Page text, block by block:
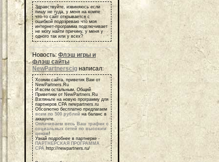
Здравствуйте, извиняюсь если
пишу не туда, у меня на компе
что-то сайт открывается с
ошибкой подозреваю что моя
интернет-программа подглючивает
не могу найти причину, у меня у
одного так или у всех?
Новость: Флэш игры и
флэш сайты
NewPartnerscig написал:
Хозяин сайта, приветик Вам от
NewPartners.Ru
И всем остальным, Общий
Приветики от NewPartners.Ru
Взгляньте на новую программу для
партнеров СРА newpartners.ru
Обсолютно бесплатно предлагаем
всем по 500 рублей на баланс в
аккаунте.
Оплачиваем весь Ваш трафик с
социальных сетей по высоким
ценам!
Узнай подробнее в партнерке -
ПАРТНЕРСКАЯ ПРОГРАММА
СРА http://newpartners.ru/